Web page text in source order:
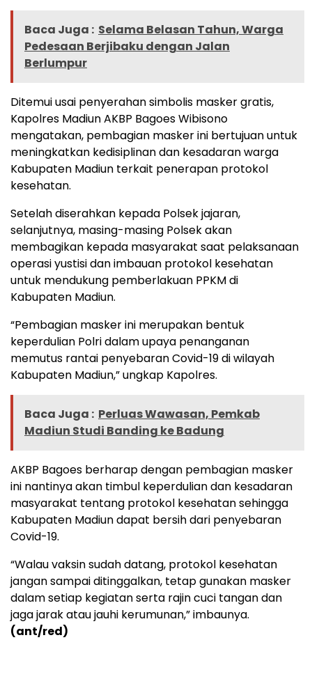
Baca Juga : Selama Belasan Tahun, Warga
Pedesaan Berjibaku dengan Jalan
Berlumpur
Ditemui usai penyerahan simbolis masker gratis,
Kapolres Madiun AKBP Bagoes Wibisono
mengatakan, pembagian masker ini bertujuan untuk
meningkatkan kedisiplinan dan kesadaran warga
Kabupaten Madiun terkait penerapan protokol
kesehatan.
Setelah diserahkan kepada Polsek jajaran,
selanjutnya, masing-masing Polsek akan
membagikan kepada masyarakat saat pelaksanaan
operasi yustisi dan imbauan protokol kesehatan
untuk mendukung pemberlakuan PPKM di
Kabupaten Madiun.
“Pembagian masker ini merupakan bentuk
keperdulian Polri dalam upaya penanganan
memutus rantai penyebaran Covid-19 di wilayah
Kabupaten Madiun,” ungkap Kapolres.
Baca Juga : Perluas Wawasan, Pemkab
Madiun Studi Banding ke Badung
AKBP Bagoes berharap dengan pembagian masker
ini nantinya akan timbul keperdulian dan kesadaran
masyarakat tentang protokol kesehatan sehingga
Kabupaten Madiun dapat bersih dari penyebaran
Covid-19.
“Walau vaksin sudah datang, protokol kesehatan
jangan sampai ditinggalkan, tetap gunakan masker
dalam setiap kegiatan serta rajin cuci tangan dan
jaga jarak atau jauhi kerumunan,” imbaunya.
(ant/red)